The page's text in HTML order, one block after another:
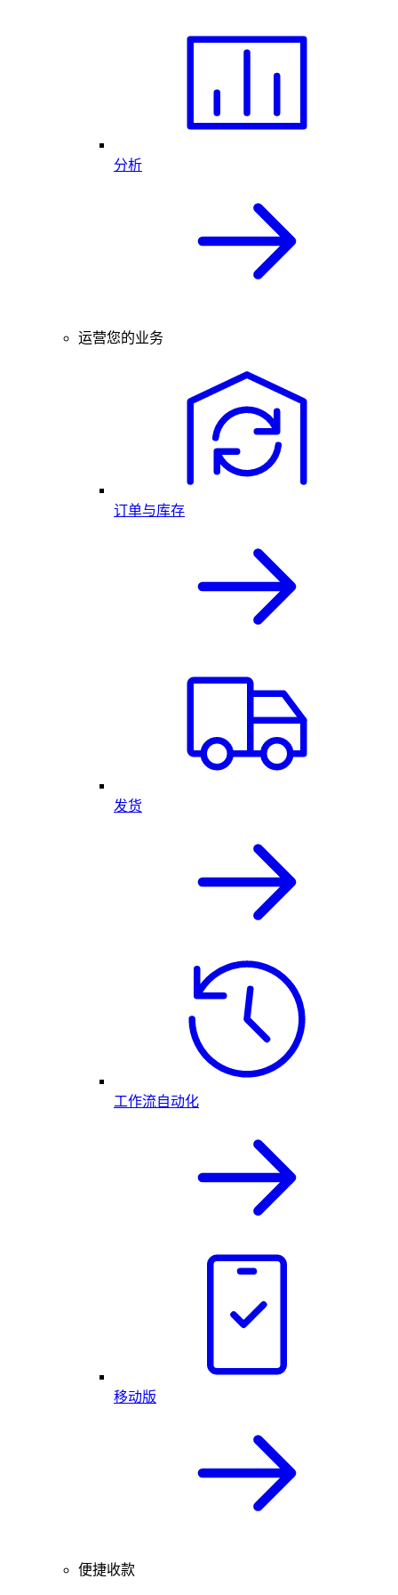
分析
运营您的业务
订单与库存
发货
工作流自动化
移动版
便捷收款